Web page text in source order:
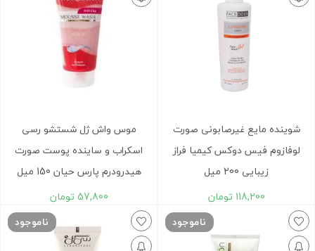
شوینده مایع غیرصابونی صورت
لوفازوم فیس دوکس کیمیا فراز
زیبایی 200 میل
118,200 تومان
موس واش ژل شستشو رسی
اسکراب و ساینده پوست صورت
هیدرودرم پارس حیان 150 میل
57,800 تومان
ناموجود ناموجود